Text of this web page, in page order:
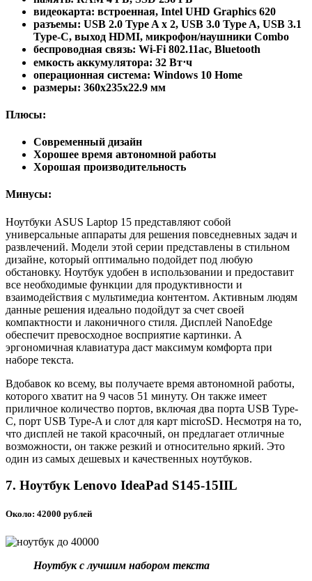
видеокарта: встроенная, Intel UHD Graphics 620
разъемы: USB 2.0 Type A x 2, USB 3.0 Type A, USB 3.1
Type-С, выход HDMI, микрофон/наушники Combo
беспроводная связь: Wi-Fi 802.11ac, Bluetooth
емкость аккумулятора: 32 Вт⋅ч
операционная система: Windows 10 Home
pазмеры: 360x235x22.9 мм
Плюсы:
Современный дизайн
Хорошее время автономной работы
Хорошая производительность
Минусы:
Ноутбуки ASUS Laptop 15 представляют собой
универсальные аппараты для решения повседневных задач и
развлечений. Модели этой серии представлены в стильном
дизайне, который оптимально подойдет под любую
обстановку. Ноутбук удобен в использовании и предоставит
все необходимые функции для продуктивности и
взаимодействия с мультимедиа контентом. Активным людям
данные решения идеально подойдут за счет своей
компактности и лаконичного стиля. Дисплей NanoEdge
обеспечит превосходное восприятие картинки. А
эргономичная клавиатура даст максимум комфорта при
наборе текста.
Вдобавок ко всему, вы получаете время автономной работы,
которого хватит на 9 часов 51 минуту. Он также имеет
приличное количество портов, включая два порта USB Type-
C, порт USB Type-A и слот для карт microSD. Несмотря на то,
что дисплей не такой красочный, он предлагает отличные
возможности, он также резкий и относительно яркий. Это
один из самых дешевых и качественных ноутбуков.
7. Ноутбук Lenovo IdeaPad S145-15IIL
Около: 42000 рублей
Ноутбук с лучшим набором текста